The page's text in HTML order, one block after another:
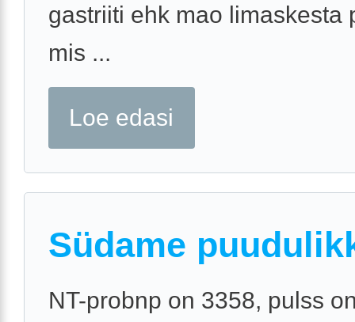
gastriiti ehk mao limaskesta
mis ...
Loe edasi
Südame
NT-probnp on 3358, pulss